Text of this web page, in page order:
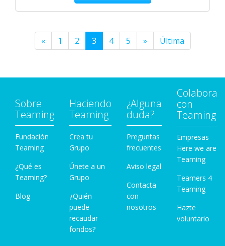
« 1 2 3 4 5 » Última
Sobre
Teaming
Fundación
Teaming
¿Qué es
Teaming?
Blog
Haciendo
Teaming
Crea tu
Grupo
Únete a un
Grupo
¿Quién
puede
recaudar
fondos?
¿Alguna
duda?
Preguntas
frecuentes
Aviso legal
Contacta
con
nosotros
Colabora
con
Teaming
Empresas
Here we are
Teaming
Teamers 4
Teaming
Hazte
voluntario